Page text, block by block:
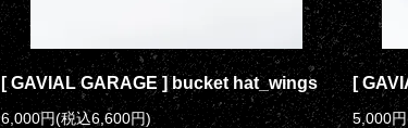
[ GAVIAL GARAGE ] bucket hat_wings
6,000円(税込6,600円)
[
5,000